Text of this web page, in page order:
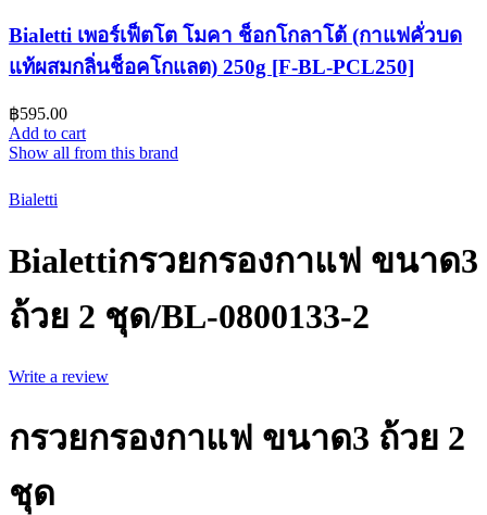
Bialetti เพอร์เฟ็ตโต โมคา ช็อกโกลาโต้ (กาแฟคั่วบด
แท้ผสมกลิ่นช็อคโกแลต) 250g [F-BL-PCL250]
฿595.00
Add to cart
Show all from this brand
Bialetti
Bialettiกรวยกรองกาแฟ ขนาด3
ถ้วย 2 ชุด/BL-0800133-2
Write a review
กรวยกรองกาแฟ ขนาด3 ถ้วย 2
ชุด